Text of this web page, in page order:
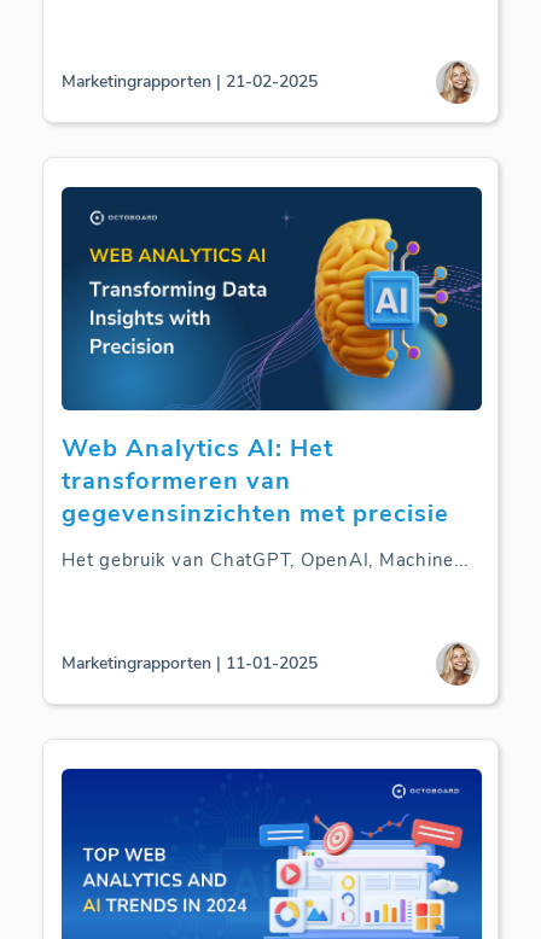
Marketingrapporten | 21-02-2025
Web Analytics AI: Het
transformeren van
gegevensinzichten met precisie
Het gebruik van ChatGPT, OpenAI, Machine...
Marketingrapporten | 11-01-2025